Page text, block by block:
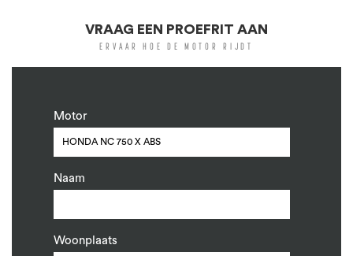
VRAAG EEN PROEFRIT AAN
ERVAAR HOE DE MOTOR RIJDT
Motor
Naam
Woonplaats